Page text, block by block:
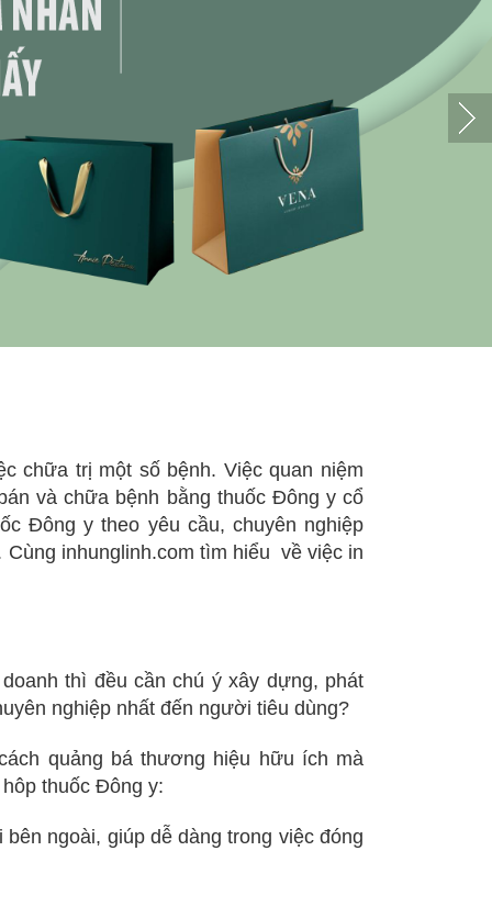
chữa trị một số bệnh. Việc quan niệm
và chữa bệnh bằng thuốc Đông y cổ
Đông y theo yêu cầu, chuyên nghiệp
inhunglinh.com tìm hiểu về việc in
thì đều cần chú ý xây dựng, phát
nghiệp nhất đến người tiêu dùng?
quảng bá thương hiệu hữu ích mà
thuốc Đông y:
ngoài, giúp dễ dàng trong việc đóng